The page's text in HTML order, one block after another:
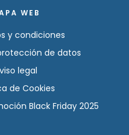
WEB
y condiciones
de datos
legal
de Cookies
Black Friday 2025